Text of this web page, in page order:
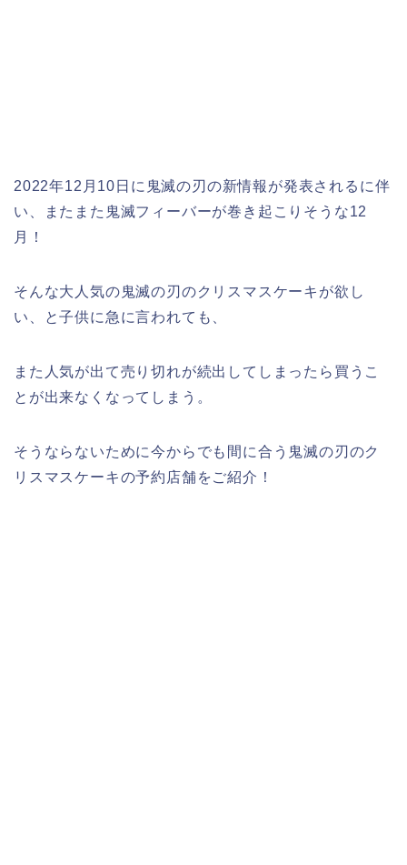
2022年12月10日に鬼滅の刃の新情報が発表されるに伴
い、またまた鬼滅フィーバーが巻き起こりそうな12
月！
そんな大人気の鬼滅の刃のクリスマスケーキが欲し
い、と子供に急に言われても、
また人気が出て売り切れが続出してしまったら買うこ
とが出来なくなってしまう。
そうならないために今からでも間に合う鬼滅の刃のク
リスマスケーキの予約店舗をご紹介！